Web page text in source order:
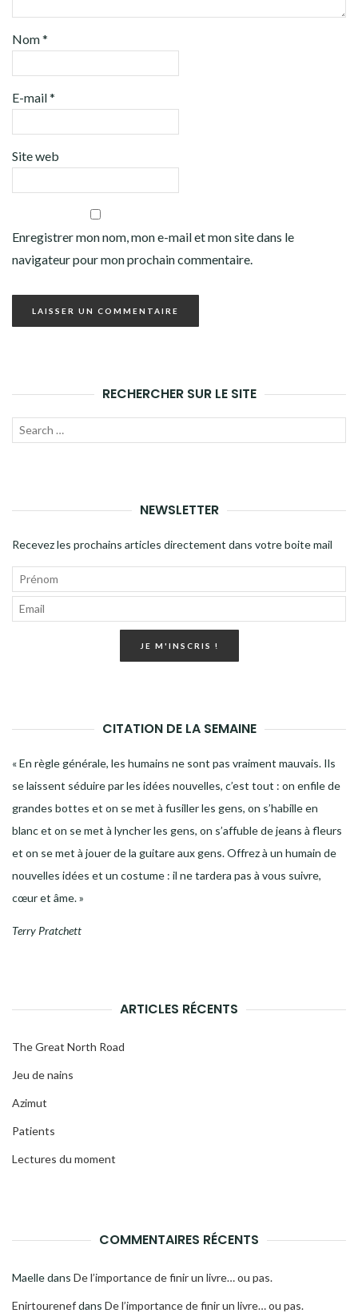
Nom*
E-mail*
Site web
Enregistrer mon nom, mon e-mail et mon site dans le
navigateur pour mon prochain commentaire.
RECHERCHER SUR LE SITE
Recherche
NEWSLETTER
Recevez les prochains articles directement dans votre boite mail
JE M'INSCRIS !
CITATION DE LA SEMAINE
« En règle générale, les humains ne sont pas vraiment mauvais. Ils
se laissent séduire par les idées nouvelles, c’est tout : on enfile de
grandes bottes et on se met à fusiller les gens, on s’habille en
blanc et on se met à lyncher les gens, on s’affuble de jeans à fleurs
et on se met à jouer de la guitare aux gens. Offrez à un humain de
nouvelles idées et un costume : il ne tardera pas à vous suivre,
cœur et âme. »
Terry Pratchett
ARTICLES RÉCENTS
The Great North Road
Jeu de nains
Azimut
Patients
Lectures du moment
COMMENTAIRES RÉCENTS
Maelledans De l’importance de finir un livre… ou pas.
Enirtourenefdans De l’importance de finir un livre… ou pas.